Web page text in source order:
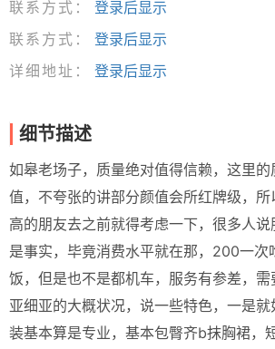
联系方式：
登录后显示
联系方式：
登录后显示
详细地址：
登录后显示
细节描述
如皋老场子，质量绝对值得信赖，这里
值，不夸张的讲部分颜值会所红牌级，
高的朋友去之前就得考虑一下，很多人
是事实，毕竟消费水平就在那，200一次
饭，但是也不是都机车，服务有参差，
亚细亚的大概状况，说一些特色，一是
装基本算是专业，基本包臀齐b抹胸裙，